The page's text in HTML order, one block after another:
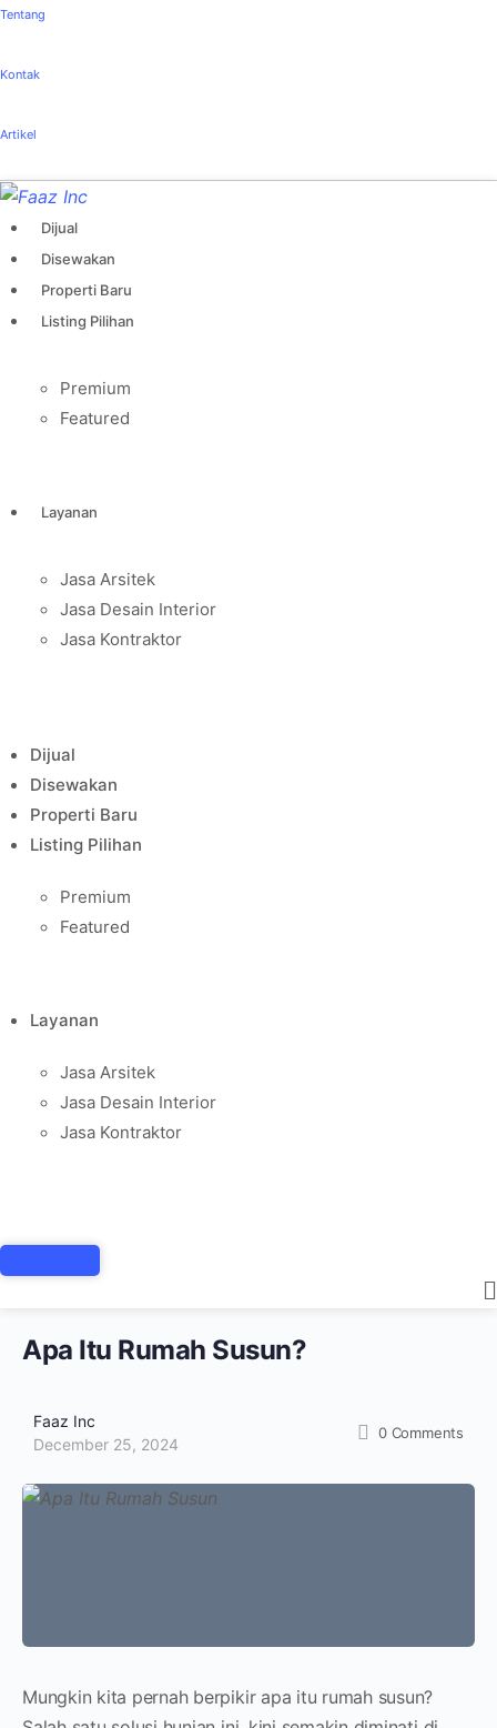
Tentang
Kontak
Artikel
Dijual
Disewakan
Properti Baru
Listing Pilihan
Premium
Featured
Layanan
Jasa Arsitek
Jasa Desain Interior
Jasa Kontraktor
Dijual
Disewakan
Properti Baru
Listing Pilihan
Premium
Featured
Layanan
Jasa Arsitek
Jasa Desain Interior
Jasa Kontraktor
Apa Itu Rumah Susun?
Faaz Inc
December 25, 2024
0 Comments
Mungkin kita pernah berpikir apa itu rumah susun?